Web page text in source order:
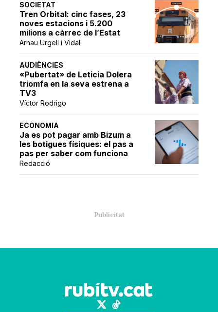
SOCIETAT
Tren Orbital: cinc fases, 23
noves estacions i 5.200
milions a càrrec de l’Estat
Arnau Urgell i Vidal
AUDIÈNCIES
«Pubertat» de Leticia Dolera
triomfa en la seva estrena a
TV3
Víctor Rodrigo
ECONOMIA
Ja es pot pagar amb Bizum a
les botigues físiques: el pas a
pas per saber com funciona
Redacció